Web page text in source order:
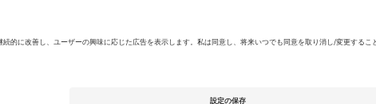
Ciudad de México, CDMX, Mexico